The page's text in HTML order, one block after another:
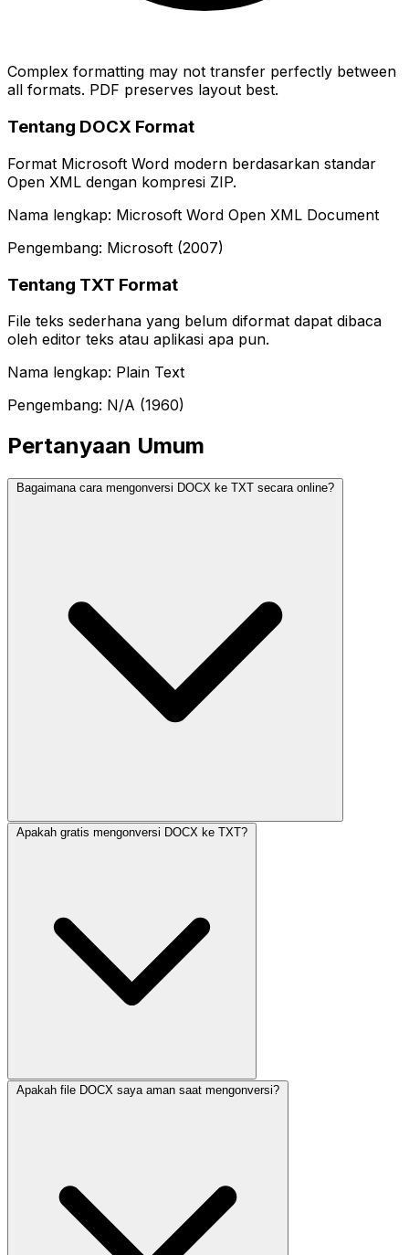
Complex formatting may not transfer perfectly between
all formats. PDF preserves layout best.
Tentang DOCX Format
Format Microsoft Word modern berdasarkan standar
Open XML dengan kompresi ZIP.
Nama lengkap: Microsoft Word Open XML Document
Pengembang: Microsoft (2007)
Tentang TXT Format
File teks sederhana yang belum diformat dapat dibaca
oleh editor teks atau aplikasi apa pun.
Nama lengkap: Plain Text
Pengembang: N/A (1960)
Pertanyaan Umum
Bagaimana cara mengonversi DOCX ke TXT secara online?
Apakah gratis mengonversi DOCX ke TXT?
Apakah file DOCX saya aman saat mengonversi?